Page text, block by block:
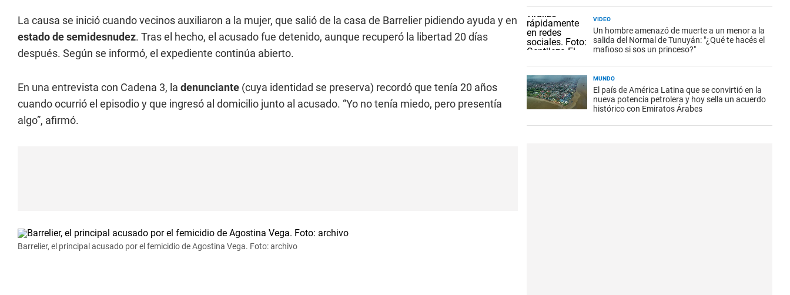
La causa se inició cuando vecinos auxiliaron a la mujer, que salió de la casa de Barrelier pidiendo ayuda y en
estado de semidesnudez. Tras el hecho, el acusado fue detenido, aunque recuperó la libertad 20 días
después. Según se informó, el expediente continúa abierto.
En una entrevista con Cadena 3, la denunciante (cuya identidad se preserva) recordó que tenía 20 años
cuando ocurrió el episodio y que ingresó al domicilio junto al acusado. “Yo no tenía miedo, pero presentía
algo”, afirmó.
Barrelier, el principal acusado por el femicidio de Agostina Vega. Foto: archivo
VIDEO
Un hombre amenazó de muerte a un menor a la
salida del Normal de Tunuyán: "¿Qué te hacés el
mafioso si sos un princeso?"
MUNDO
El país de América Latina que se convirtió en la
nueva potencia petrolera y hoy sella un acuerdo
histórico con Emiratos Árabes